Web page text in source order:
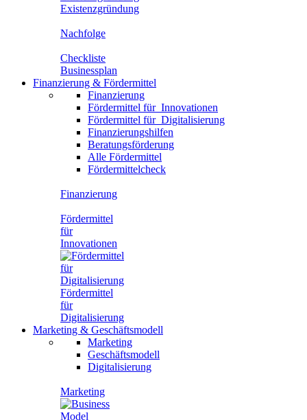
Existenzgründung
Nachfolge
Checkliste
Businessplan
Finanzierung & Fördermittel
Finanzierung
Fördermittel für Innovationen
Fördermittel für Digitalisierung
Finanzierungshilfen
Beratungsförderung
Alle Fördermittel
Fördermittelcheck
Finanzierung
Fördermittel
für
Innovationen
Fördermittel
für
Digitalisierung
Marketing & Geschäftsmodell
Marketing
Geschäftsmodell
Digitalisierung
Marketing